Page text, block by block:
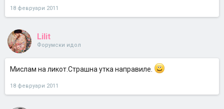
18 февруари 2011
Lilit
Форумски идол
Мислам на ликот.Страшна утка направиле.
18 февруари 2011